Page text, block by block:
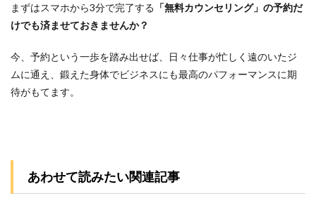
まずはスマホから3分で完了する 「無料カウンセリング」の予約だ
けでも済ませておきませんか？
今、予約という一歩を踏み出せば、日々仕事が忙しく遠のいたジ
ムに通え、鍛えた身体でビジネスにも最高のパフォーマンスに期
待がもてます。
あわせて読みたい関連記事